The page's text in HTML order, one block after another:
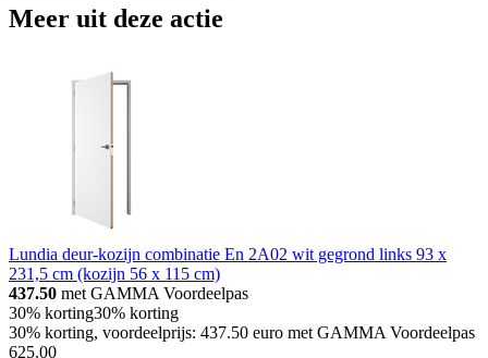
Meer uit deze actie
Lundia deur-kozijn combinatie En 2A02 wit gegrond links 93 x
231,5 cm (kozijn 56 x 115 cm)
437.50 met GAMMA Voordeelpas
30% korting30% korting
30% korting, voordeelprijs: 437.50 euro met GAMMA Voordeelpas
625.00